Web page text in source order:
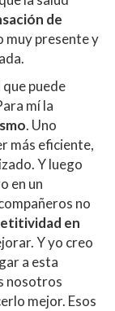
de
muy presente y
que puede
mí la
. Uno
más eficiente,
Y luego
en un
no
en
Y yo creo
a esta
nosotros
mejor. Esos